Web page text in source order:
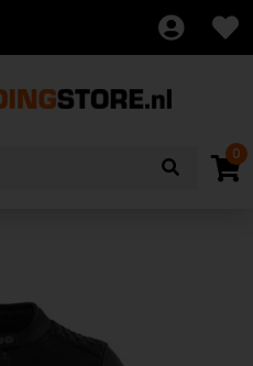
0